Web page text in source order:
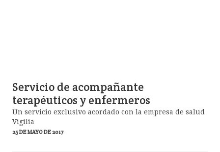
Servicio de acompañante
terapéuticos y enfermeros
Un servicio exclusivo acordado con la empresa de salud
Vigilia
25 DE MAYO DE 2017